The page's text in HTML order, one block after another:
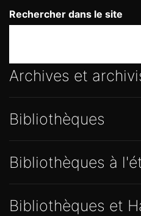
Rechercher dans le site
Archives et
Bibliothèques
Bibliothèques à
Bibliothèques et